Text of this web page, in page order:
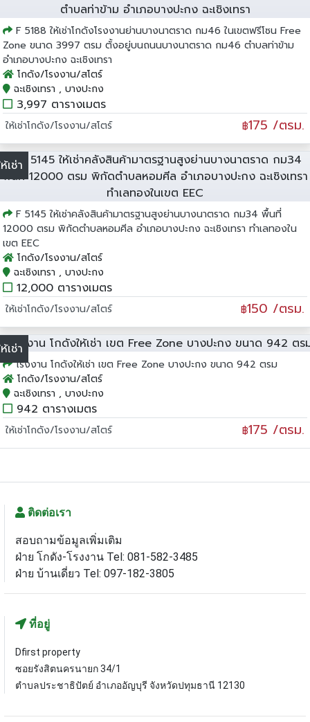
F 5188 ให้เช่าโกดังโรงงานย่านบางนาตราด กม46 ในเขตฟรีโซน Free
Zone ขนาด 3997 ตรม ตั้งอยู่บนถนนบางนาตราด กม46 ตำบลท่าข้าม
อำเภอบางปะกง ฉะเชิงเทรา
โกดัง/โรงงาน/สโตร์
ฉะเชิงเทรา , บางปะกง
3,997 ตารางเมตร
ให้เช่าโกดัง/โรงงาน/สโตร์ ฿175 /ตรม.
เช่า
F 5145 ให้เช่าคลังสินค้ามาตรฐานสูงย่านบางนาตราด กม34 พื้นที่
12000 ตรม พิกัดตำบลหอมศีล อำเภอบางปะกง ฉะเชิงเทรา ทำเลทองใน
เขต EEC
โกดัง/โรงงาน/สโตร์
ฉะเชิงเทรา , บางปะกง
12,000 ตารางเมตร
ให้เช่าโกดัง/โรงงาน/สโตร์ ฿150 /ตรม.
เช่า
โรงงาน โกดังให้เช่า เขต Free Zone บางปะกง ขนาด 942 ตรม
โกดัง/โรงงาน/สโตร์
ฉะเชิงเทรา , บางปะกง
942 ตารางเมตร
ให้เช่าโกดัง/โรงงาน/สโตร์ ฿175 /ตรม.
ติดต่อเรา
สอบถามข้อมูลเพิ่มเติม
ฝ่าย โกดัง-โรงงาน Tel: 081-582-3485
ฝ่าย บ้านเดี่ยว Tel: 097-182-3805
ที่อยู่
Dfirst property
ซอยรังสิตนครนายก 34/1
ตำบลประชาธิปัตย์ อำเภออัญบุรี จังหวัดปทุมธานี 12130